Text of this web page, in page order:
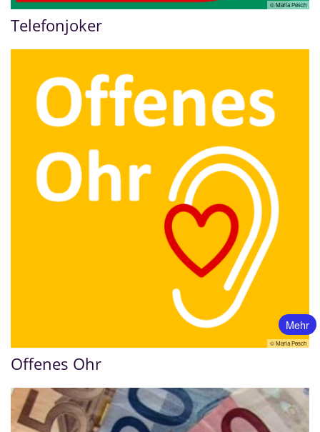
© Maria Pesch
Telefonjoker
Mehr
© Maria Pesch
Offenes Ohr